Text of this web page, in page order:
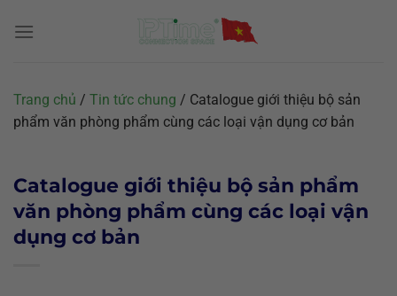
đến
Trang chủ / Tin tức chung / Catalogue giới thiệu bộ sản
phẩm văn phòng phẩm cùng các loại vận dụng cơ bản
Catalogue giới thiệu bộ sản phẩm
văn phòng phẩm cùng các loại vận
dụng cơ bản